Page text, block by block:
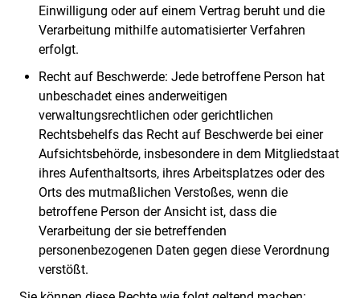
Einwilligung oder auf einem Vertrag beruht und die
Verarbeitung mithilfe automatisierter Verfahren
erfolgt.
Recht auf Beschwerde: Jede betroffene Person hat
unbeschadet eines anderweitigen
verwaltungsrechtlichen oder gerichtlichen
Rechtsbehelfs das Recht auf Beschwerde bei einer
Aufsichtsbehörde, insbesondere in dem Mitgliedstaat
ihres Aufenthaltsorts, ihres Arbeitsplatzes oder des
Orts des mutmaßlichen Verstoßes, wenn die
betroffene Person der Ansicht ist, dass die
Verarbeitung der sie betreffenden
personenbezogenen Daten gegen diese Verordnung
verstößt.